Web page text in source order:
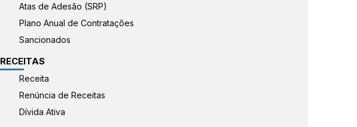
Atas de Adesão (SRP)
Plano Anual de Contratações
Sancionados
RECEITAS
Receita
Renúncia de Receitas
Dívida Ativa